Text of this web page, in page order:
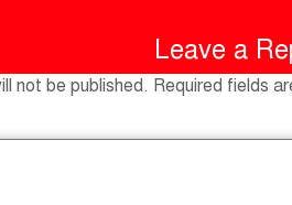
Leave a
not be published. Required fields